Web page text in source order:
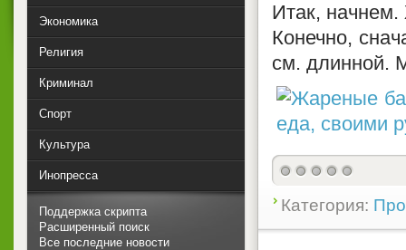
Итак,
Конечно,
см. длинной.
Категория:
Экономика
Религия
Криминал
Спорт
Культура
Инопресса
Поддержка скрипта
Расширенный поиск
Все последние новости